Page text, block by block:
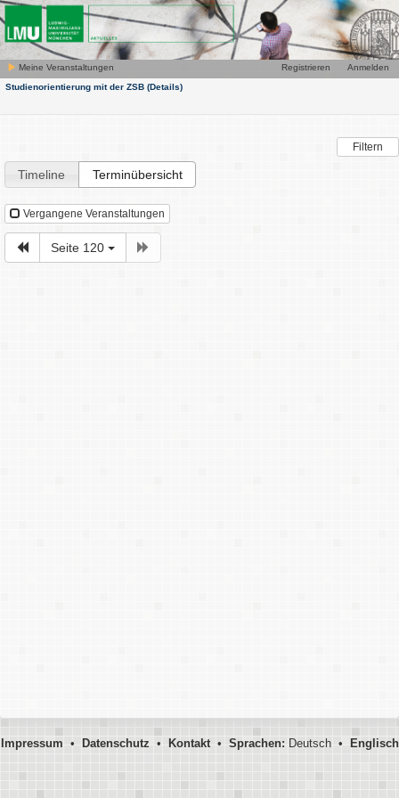
Meine Veranstaltungen Anmelden
Registrieren
Studienorientierung mit der ZSB (Details)
Filtern
Timeline Terminübersicht
Vergangene Veranstaltungen
Seite 120
Impressum • Datenschutz • Kontakt• Sprachen:Deutsch • Englisch